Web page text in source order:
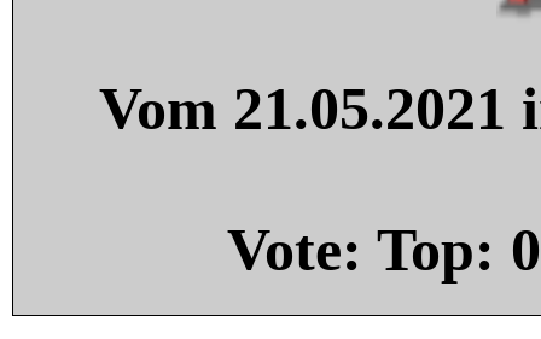
Vom
Vote: Top: 0